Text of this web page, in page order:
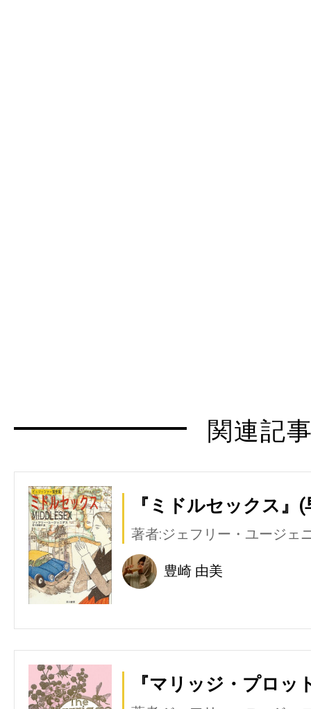
関連記
『ミドルセックス』
著者:ジェフリー・ユージェ
豊崎 由美
『マリッジ・プロッ